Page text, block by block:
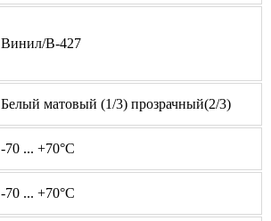
Винил/В-427
Белый матовый (1/3) прозрачный(2/3)
-70 ... +70°С
-70 ... +70°С